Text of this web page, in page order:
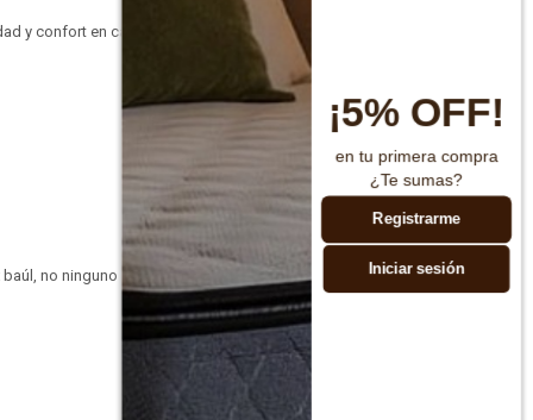
y confort en cada
no ninguno de
¡5% OFF!
en tu primera compra
¿Te sumas?
Registrarme
Iniciar sesión